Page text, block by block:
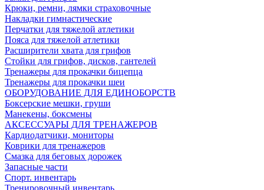
Крюки, ремни, лямки страховочные
Накладки гимнастические
Перчатки для тяжелой атлетики
Пояса для тяжелой атлетики
Расширители хвата для грифов
Стойки для грифов, дисков, гантелей
Тренажеры для прокачки бицепца
Тренажеры для прокачки шеи
ОБОРУДОВАНИЕ ДЛЯ ЕДИНОБОРСТВ
Боксерские мешки, груши
Манекены, боксмены
АКСЕССУАРЫ ДЛЯ ТРЕНАЖЕРОВ
Кардиодатчики, мониторы
Коврики для тренажеров
Смазка для беговых дорожек
Запасные части
Спорт. инвентарь
Тренировочный инвентарь